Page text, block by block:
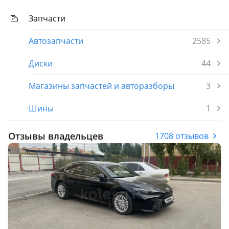
Запчасти
Автозапчасти
2585
Диски
44
Магазины запчастей и авторазборы
3
Шины
1
Отзывы владельцев 1708 отзывов